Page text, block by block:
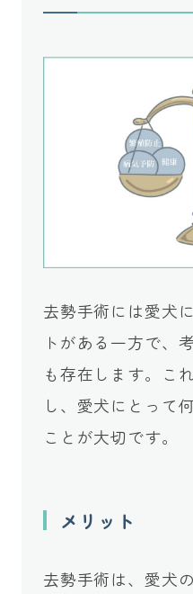
去勢手術には愛犬
トがある一方で、
も存在します。こ
し、愛犬にとって
ことが大切です。
メリット
去勢手術は、愛犬